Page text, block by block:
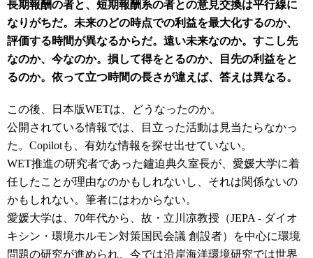
長期報酬の者と、短期報酬系の者との意見交換は平行線に
なりがちだ。未来のどの時点での利益を最大化するのか、
評価する時間が異なるからだ。遠い未来なのか。すこし先
なのか、今なのか。損して得をとるのか、目先の利益をと
るのか。依って立つ時間の長さが違えば、答えは異なる。
この後、日本版WETは、どうなったのか。
公開されている情報では、目立った活動は見当たらなかっ
た。Copilotも、有効な情報を探せ出せていない。
WET推進の研究者であった鑪迫典久室長が、愛媛大学に着
任したことが理由なのかもしれないし、それは関係ないの
かもしれない。筆者にはわからない。
愛媛大学は、70年代から、故・立川凉教授（JEPA - ダイオ
キシン・環境ホルモン対策国民会議 創設者）を中心に環境
問題の研究が進められ、今では沿岸海洋環境研究では世界